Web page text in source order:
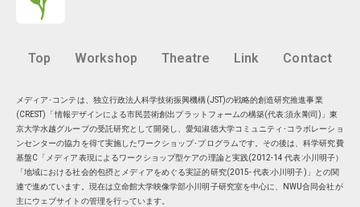
Top Workshop Theatre Link Contact
メディア･コンテは、独立行政法人科学技術振興機構(JST)の戦略的創造研究推進事業
(CREST)「情報デザインによる市民芸術創出プラットフォームの構築(代表:須永剛司)」東
京大学水越グループの受託研究として開発し、愛知淑徳大学コミュニティ･コラボレーショ
ンセンターの協力を得て実施したワークショップ･プログラムです。その後は、科学研究費
基盤C「メディア表現によるワークショップ型ケアの理論と実践(2012-14 代表:小川明子）
「地域における社会的包摂とメディアをめぐる実証的研究(2015- 代表:小川明子)」との関
連で進めています。現在は立命館大学映像学部小川明子研究室を中心に、 NWU合同会社が
主にウェブサイトの管理を行っています。